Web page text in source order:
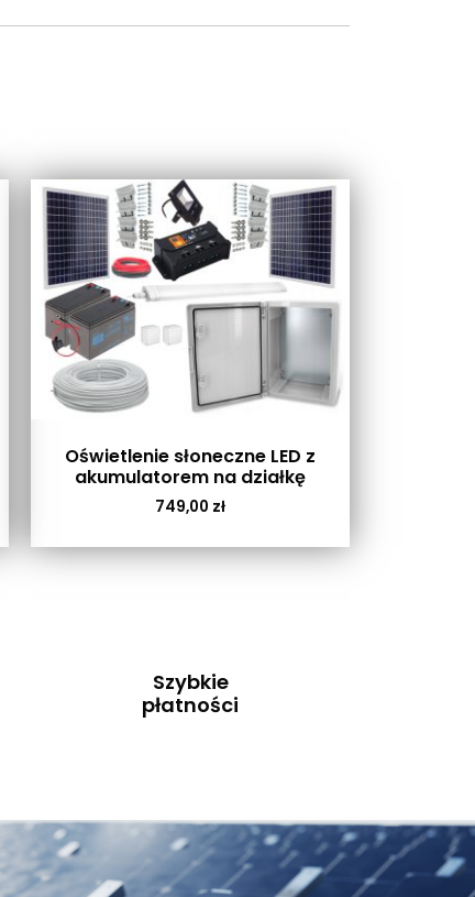
Oświetlenie słoneczne LED z
akumulatorem na działkę
749,00 zł
Szybkie
płatności